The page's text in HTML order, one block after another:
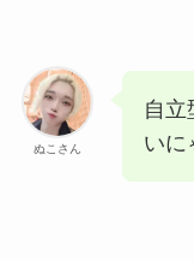
ぬこさん
自立
いに